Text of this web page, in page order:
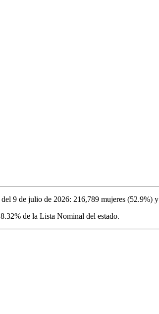
del 9 de julio de 2026: 216,789 mujeres (52.9%) y
8.32% de la Lista Nominal del estado.